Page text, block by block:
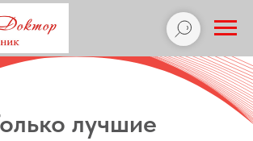
лучшие